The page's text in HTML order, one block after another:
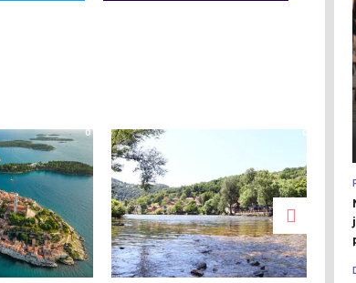
0 0